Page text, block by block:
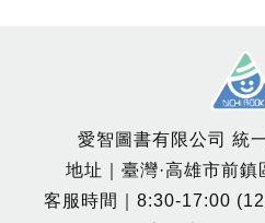
愛智圖書有限公司 統
地址｜臺灣·高雄市前
客服時間｜8:30-17:00